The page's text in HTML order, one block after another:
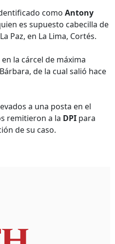
como Antony
es supuesto cabecilla de
Paz, en La Lima, Cortés.
la cárcel de máxima
de la cual salió hace
a una posta en el
remitieron a la DPI para
de su caso.